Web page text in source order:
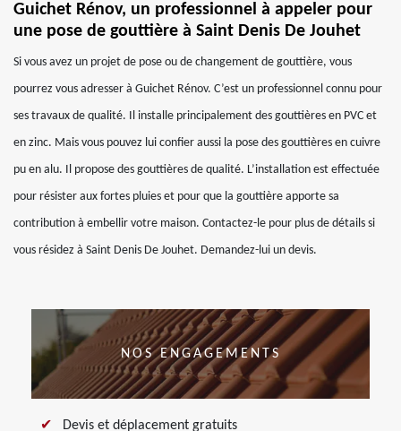
Guichet Rénov, un professionnel à appeler pour
une pose de gouttière à Saint Denis De Jouhet
Si vous avez un projet de pose ou de changement de gouttière, vous
pourrez vous adresser à Guichet Rénov. C’est un professionnel connu pour
ses travaux de qualité. Il installe principalement des gouttières en PVC et
en zinc. Mais vous pouvez lui confier aussi la pose des gouttières en cuivre
pu en alu. Il propose des gouttières de qualité. L’installation est effectuée
pour résister aux fortes pluies et pour que la gouttière apporte sa
contribution à embellir votre maison. Contactez-le pour plus de détails si
vous résidez à Saint Denis De Jouhet. Demandez-lui un devis.
NOS ENGAGEMENTS
Devis et déplacement gratuits